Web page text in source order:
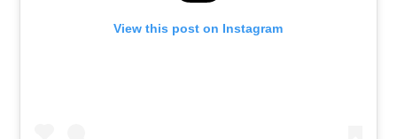
View this post on Instagram